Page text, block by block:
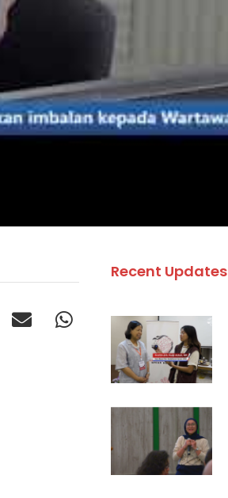
Recent Updates